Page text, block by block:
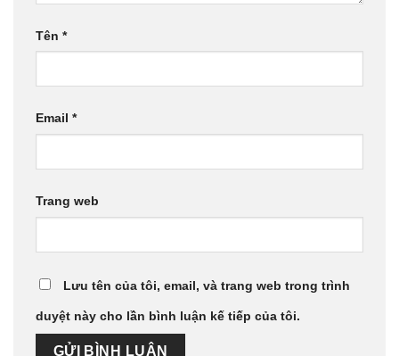
Tên *
Email *
Trang web
Lưu tên của tôi, email, và trang web trong trình
duyệt này cho lần bình luận kế tiếp của tôi.